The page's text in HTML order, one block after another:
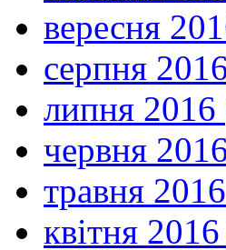
вересня
серпня
липня 2016
червня
травня
квітня